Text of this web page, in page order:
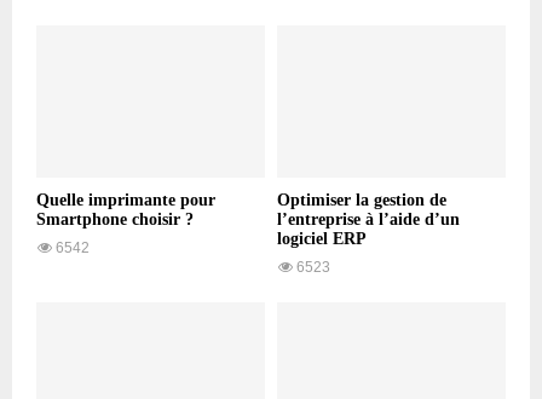
Quelle imprimante pour
Smartphone choisir ?
6542
Optimiser la gestion de
l’entreprise à l’aide d’un
logiciel ERP
6523